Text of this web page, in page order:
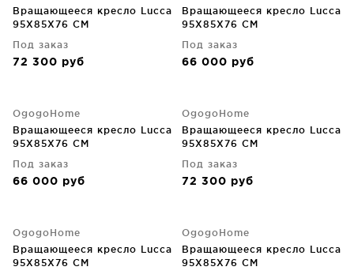
Вращающееся кресло Lucca
95X85X76 CM
Под заказ
72 300 руб
Вращающееся кресло Lucca
95X85X76 CM
Под заказ
66 000 руб
OgogoHome
Вращающееся кресло Lucca
95X85X76 CM
Под заказ
66 000 руб
OgogoHome
Вращающееся кресло Lucca
95X85X76 CM
Под заказ
72 300 руб
OgogoHome
Вращающееся кресло Lucca
95X85X76 CM
OgogoHome
Вращающееся кресло Lucca
95X85X76 CM